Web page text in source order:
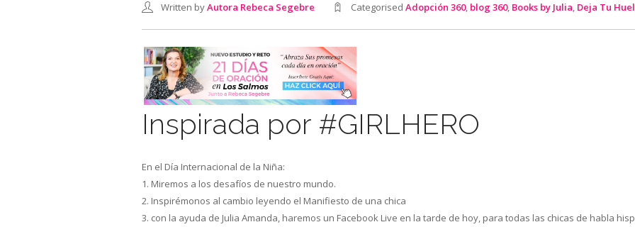
Written byAutora Rebeca Segebre Categorised Adopción 360, blog 360, Books by Julia, Deja Tu
Inspirada por #GIRLHERO
En el Día Internacional de la Niña:
1. Miremos a los desafíos de nuestro mundo.
2. Inspirémonos al cambio leyendo el Manifiesto de una chica
3. con la ayuda de Julia Amanda, haremos un Facebook Live en la tarde de hoy, para todas las chicas de habla